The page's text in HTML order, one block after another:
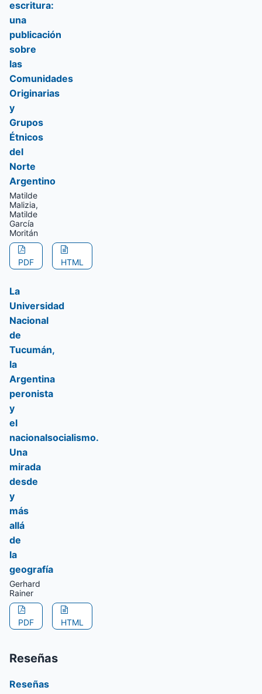
escritura:
una
publicación
sobre
las
Comunidades
Originarias
y
Grupos
Étnicos
del
Norte
Argentino
Matilde
Malizia,
Matilde
García
Moritán
PDF HTML
La
Universidad
Nacional
de
Tucumán,
la
Argentina
peronista
y
el
nacionalsocialismo.
Una
mirada
desde
y
más
allá
de
la
geografía
Gerhard
Rainer
PDF HTML
Reseñas
Reseñas